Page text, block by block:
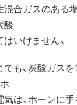
合ガスのある
酸
いけません。
も、炭酸ガス
は、ホーンに